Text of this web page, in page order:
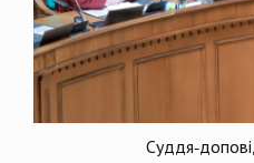
Суддя-